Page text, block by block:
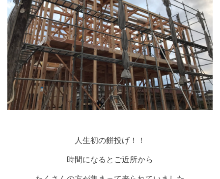
人生初の餅投げ！！
時間になるとご近所から